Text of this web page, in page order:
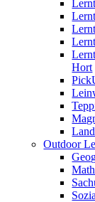
Hort
Outdoor